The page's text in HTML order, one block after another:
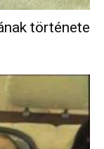
története